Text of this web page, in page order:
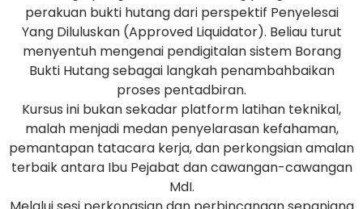
perakuan bukti hutang dari perspektif Penyelesai
Yang Diluluskan (Approved Liquidator). Beliau turut
menyentuh mengenai pendigitalan sistem Borang
Bukti Hutang sebagai langkah penambahbaikan
proses pentadbiran.
Kursus ini bukan sekadar platform latihan teknikal,
malah menjadi medan penyelarasan kefahaman,
pemantapan tatacara kerja, dan perkongsian amalan
terbaik antara Ibu Pejabat dan cawangan-cawangan
MdI.